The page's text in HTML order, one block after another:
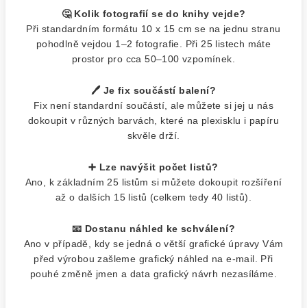
🤔 Kolik fotografií se do knihy vejde?
Při standardním formátu 10 x 15 cm se na jednu stranu
pohodlně vejdou 1–2 fotografie. Při 25 listech máte
prostor pro cca 50–100 vzpomínek.
🖊️ Je fix součástí balení?
Fix není standardní součástí, ale můžete si jej u nás
dokoupit v různých barvách, které na plexisklu i papíru
skvěle drží.
➕ Lze navýšit počet listů?
Ano, k základním 25 listům si můžete dokoupit rozšíření
až o dalších 15 listů (celkem tedy 40 listů).
📧 Dostanu náhled ke schválení?
Ano v případě, kdy se jedná o větší grafické úpravy Vám
před výrobou zašleme grafický náhled na e-mail. Při
pouhé změně jmen a data grafický návrh nezasíláme.